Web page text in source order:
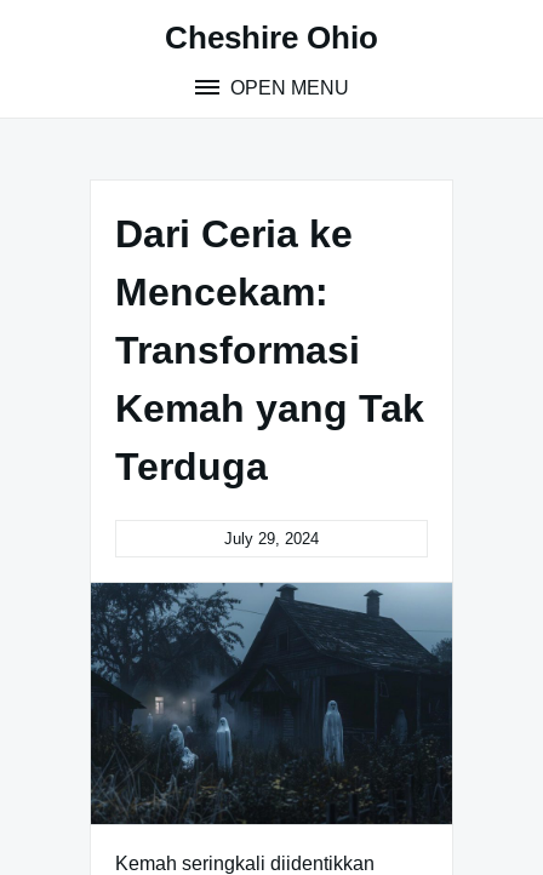
Cheshire Ohio
OPEN MENU
Dari Ceria ke
Mencekam:
Transformasi
Kemah yang Tak
Terduga
July 29, 2024
Kemah seringkali diidentikkan